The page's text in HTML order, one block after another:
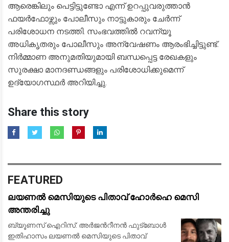
ആരെങ്കിലും പെട്ടിട്ടുണ്ടോ എന്ന് ഉറപ്പുവരുത്താൻ
ഫയർഫോഴ്സും പോലീസും നാട്ടുകാരും ചേർന്ന്
പരിശോധന നടത്തി. സംഭവത്തിൽ റവന്യൂ
അധികൃതരും പോലീസും അന്വേഷണം ആരംഭിച്ചിട്ടുണ്ട്.
നിർമ്മാണ അനുമതിയുമായി ബന്ധപ്പെട്ട രേഖകളും
സുരക്ഷാ മാനദണ്ഡങ്ങളും പരിശോധിക്കുമെന്ന്
ഉദ്യോഗസ്ഥർ അറിയിച്ചു.
Share this story
FEATURED
ലയണൽ മെസിയുടെ പിതാവ് ഹോർഹെ മെസി
അന്തരിച്ചു
ബ്യൂണസ് ഐറിസ്: അർജന്‍റീനൻ ഫുട്ബോൾ
ഇതിഹാസം ലയണൽ മെസിയുടെ പിതാവ്